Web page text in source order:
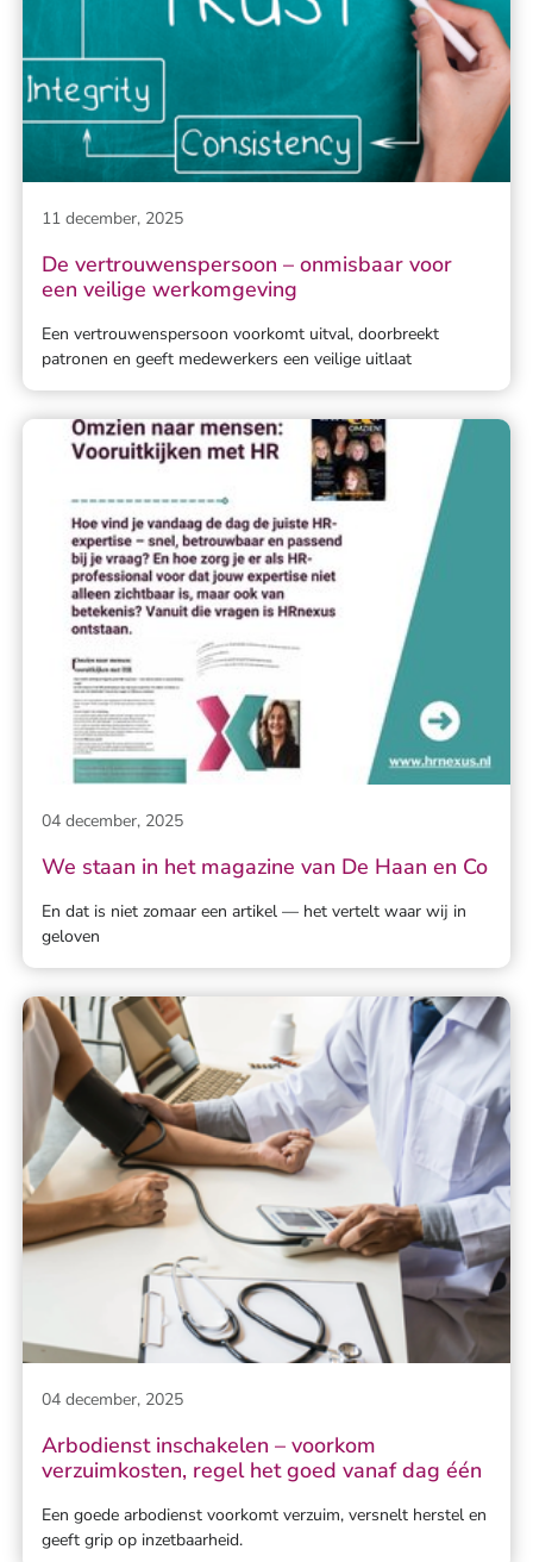
11 december, 2025
De vertrouwenspersoon – onmisbaar voor
een veilige werkomgeving
Een vertrouwenspersoon voorkomt uitval, doorbreekt
patronen en geeft medewerkers een veilige uitlaat
04 december, 2025
We staan in het magazine van De Haan en Co
En dat is niet zomaar een artikel — het vertelt waar wij in
geloven
04 december, 2025
Arbodienst inschakelen – voorkom
verzuimkosten, regel het goed vanaf dag één
Een goede arbodienst voorkomt verzuim, versnelt herstel en
geeft grip op inzetbaarheid.